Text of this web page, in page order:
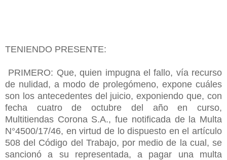
TENIENDO PRESENTE:
PRIMERO: Que, quien impugna el fallo, vía recurso
de nulidad, a modo de prolegómeno, expone cuáles
son los antecedentes del juicio, exponiendo que, con
fecha cuatro de octubre del año en curso,
Multitiendas Corona S.A., fue notificada de la Multa
N°4500/17/46, en virtud de lo dispuesto en el artículo
508 del Código del Trabajo, por medio de la cual, se
sancionó a su representada, a pagar una multa